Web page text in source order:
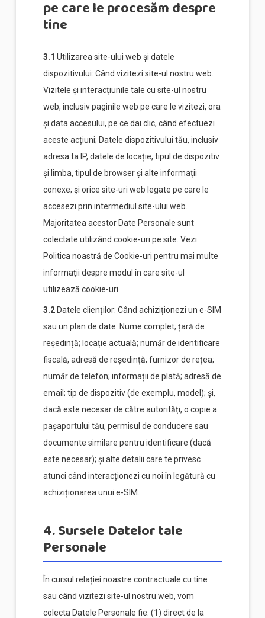
pe care le procesăm despre
tine
3.1 Utilizarea site-ului web și datele
dispozitivului: Când vizitezi site-ul nostru web.
Vizitele și interacțiunile tale cu site-ul nostru
web, inclusiv paginile web pe care le vizitezi, ora
și data accesului, pe ce dai clic, când efectuezi
aceste acțiuni; Datele dispozitivului tău, inclusiv
adresa ta IP, datele de locație, tipul de dispozitiv
și limba, tipul de browser și alte informații
conexe; și orice site-uri web legate pe care le
accesezi prin intermediul site-ului web.
Majoritatea acestor Date Personale sunt
colectate utilizând cookie-uri pe site. Vezi
Politica noastră de Cookie-uri pentru mai multe
informații despre modul în care site-ul
utilizează cookie-uri.
3.2Datele clienților: Când achiziționezi un e-SIM
sau un plan de date. Nume complet; țară de
reședință; locație actuală; număr de identificare
fiscală, adresă de reședință; furnizor de rețea;
număr de telefon; informații de plată; adresă de
email; tip de dispozitiv (de exemplu, model); și,
dacă este necesar de către autorități, o copie a
pașaportului tău, permisul de conducere sau
documente similare pentru identificare (dacă
este necesar); și alte detalii care te privesc
atunci când interacționezi cu noi în legătură cu
achiziționarea unui e-SIM.
4. Sursele Datelor tale
Personale
În cursul relației noastre contractuale cu tine
sau când vizitezi site-ul nostru web, vom
colecta Datele Personale fie: (1) direct de la